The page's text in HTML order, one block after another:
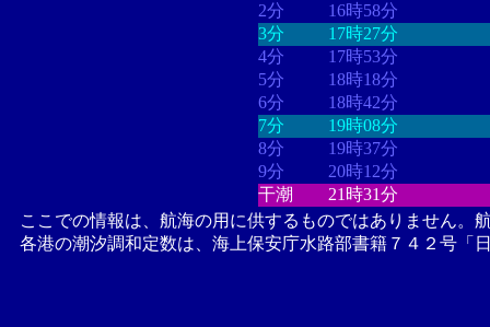
2分
16時58分
3分
17時27分
4分
17時53分
5分
18時18分
6分
18時42分
7分
19時08分
8分
19時37分
9分
20時12分
干潮
21時31分
ここでの情報は、航海の用に供するものではありません。
各港の潮汐調和定数は、海上保安庁水路部書籍７４２号「